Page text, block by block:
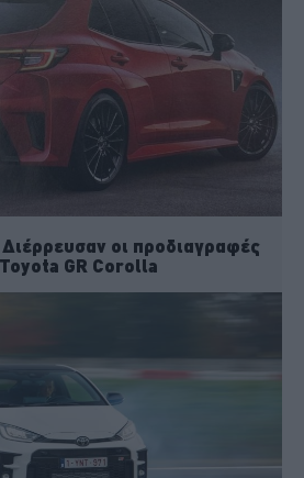
Διέρρευσαν οι προδιαγραφές
GR Corolla